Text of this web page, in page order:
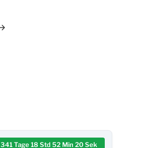
341 Tage 18 Std 52 Min 20 Sek